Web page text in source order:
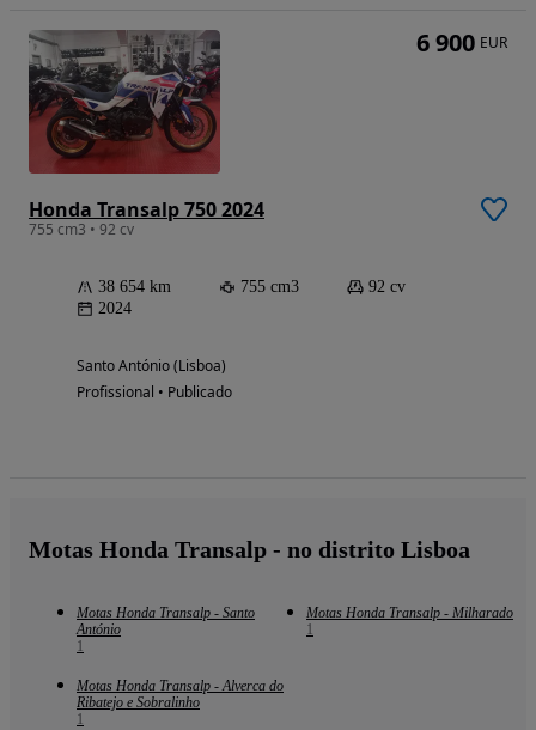
Honda Transalp 750 2024
755 cm3 • 92 cv
38 654 km 755 cm3
92 cv
2024
Santo António (Lisboa)
Profissional • Publicado
6 900 EUR
Motas Honda Transalp - no distrito Lisboa
Motas Honda Transalp - Santo
António
1
Motas Honda Transalp - Milharado
1
Motas Honda Transalp - Alverca do
Ribatejo e Sobralinho
1